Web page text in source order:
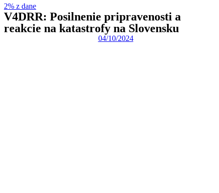
2% z dane
V4DRR: Posilnenie pripravenosti a
reakcie na katastrofy na Slovensku
04/10/2024
spôsobu
používania
webovej
stránky.